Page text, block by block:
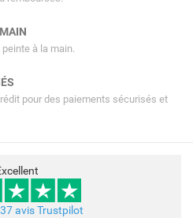
à la main.
pour des paiements sécurisés et
avis Trustpilot